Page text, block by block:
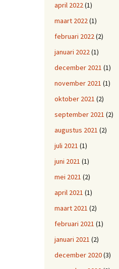
april 2022(1)
maart 2022(1)
februari 2022(2)
januari 2022(1)
december 2021 (1)
november 2021 (1)
oktober 2021 (2)
september 2021 (2)
augustus 2021 (2)
juli 2021 (1)
juni 2021 (1)
mei 2021 (2)
april 2021 (1)
maart 2021 (2)
februari 2021 (1)
januari 2021 (2)
december 2020(3)